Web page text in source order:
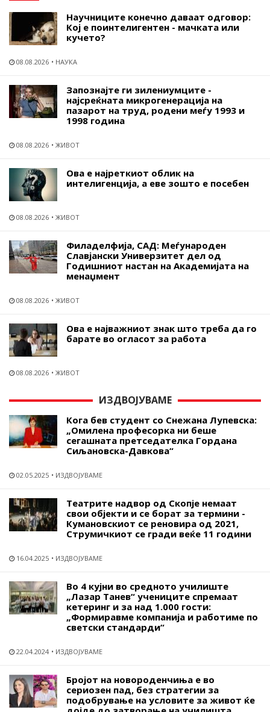
Научниците конечно даваат одговор:
Кој е поинтелигентен - мачката или
кучето?
08.08.2026 НАУКА
Запознајте ги зилениумците -
најсреќната микрогенерација на
пазарот на труд, родени меѓу 1993 и
1998 година
08.08.2026 ЖИВОТ
Ова е најреткиот облик на
интелигенција, а еве зошто е посебен
08.08.2026 ЖИВОТ
Филаделфија, САД: Меѓународен
Славјански Универзитет дел од
Годишниот настан на Академијата на
менаџмент
08.08.2026 ЖИВОТ
Ова е најважниот знак што треба да го
барате во огласот за работа
08.08.2026 ЖИВОТ
ИЗДВОЈУВАМЕ
Кога бев студент со Снежана Лупевска:
„Омилена професорка ни беше
сегашната претседателка Гордана
Сиљановска-Давкова“
02.05.2025 ИЗДВОЈУВАМЕ
Театрите надвор од Скопје немаат
свои објекти и се борат за термини -
Кумановскиот се реновира од 2021,
Струмичкиот се гради веќе 11 години
16.04.2025 ИЗДВОЈУВАМЕ
Во 4 кујни во средното училиште
„Лазар Танев“ учениците спремаат
кетеринг и за над 1.000 гости:
„Формиравме компанија и работиме по
светски стандарди“
22.04.2024 ИЗДВОЈУВАМЕ
Бројот на новороденчиња е во
сериозен пад, без стратегии за
подобрување на условите за живот ќе